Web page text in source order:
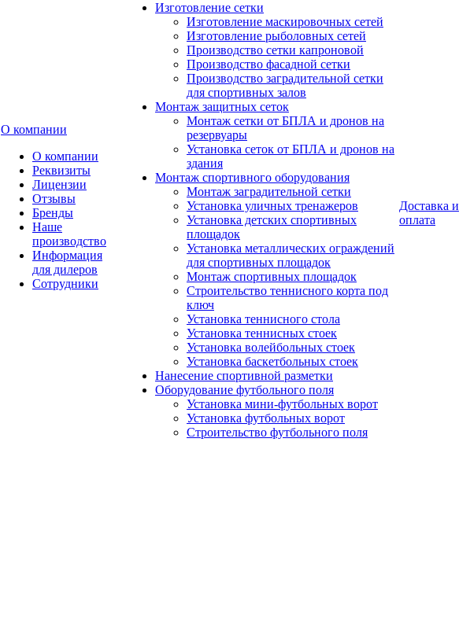
О компании
О компании
Реквизиты
Лицензии
Отзывы
Бренды
Наше
производство
Информация
для дилеров
Сотрудники
Изготовление сетки
Изготовление маскировочных сетей
Изготовление рыболовных сетей
Производство сетки капроновой
Производство фасадной сетки
Производство заградительной сетки
для спортивных залов
Монтаж защитных сеток
Монтаж сетки от БПЛА и дронов на
резервуары
Установка сеток от БПЛА и дронов на
здания
Монтаж спортивного оборудования
Монтаж заградительной сетки
Установка уличных тренажеров
Установка детских спортивных
площадок
Установка металлических ограждений
для спортивных площадок
Монтаж спортивных площадок
Строительство теннисного корта под
ключ
Установка теннисного стола
Установка теннисных стоек
Установка волейбольных стоек
Установка баскетбольных стоек
Нанесение спортивной разметки
Оборудование футбольного поля
Установка мини-футбольных ворот
Установка футбольных ворот
Строительство футбольного поля
Доставка и
оплата